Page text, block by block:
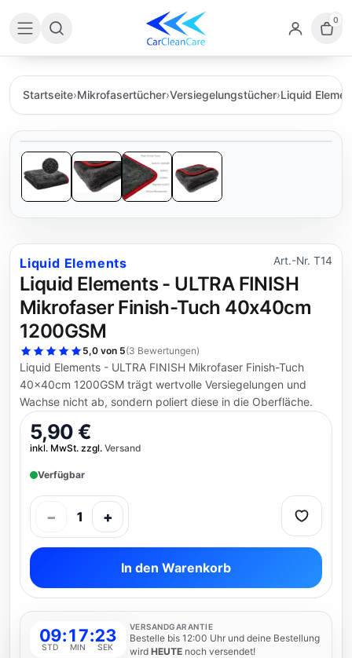
0
Startseite›Mikrofasertücher›Versiegelungstücher›Liquid
Liquid Elements Art.-Nr. T14
Liquid Elements - ULTRA FINISH
Mikrofaser Finish-Tuch 40x40cm
1200GSM
5,0 von 5(3 Bewertungen)
Liquid Elements - ULTRA FINISH Mikrofaser Finish-Tuch
40x40cm 1200GSM trägt wertvolle Versiegelungen und
Wachse nicht ab, sondern poliert diese in die Oberfläche.
5,90 €
inkl. MwSt. zzgl. Versand
Verfügbar
− 1 +
In den Warenkorb
09
STD
:17
MIN
:23
SEK
VERSANDGARANTIE
Bestelle bis 12:00 Uhr und deine Bestellung
wird HEUTEnoch versendet!